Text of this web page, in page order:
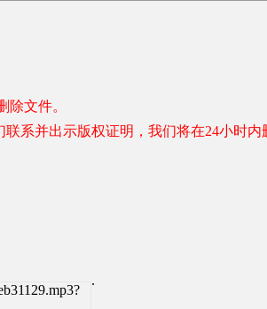
文件。
系并出示版权证明，我们将在24小时内
.